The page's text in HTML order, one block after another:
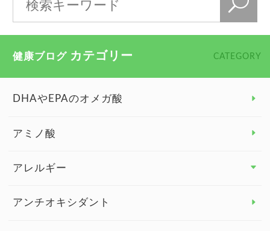
健康ブログ カテゴリー CATEGORY
DHAやEPAのオメガ酸
アミノ酸
アレルギー
アレルギー トップ
アンチオキシダント